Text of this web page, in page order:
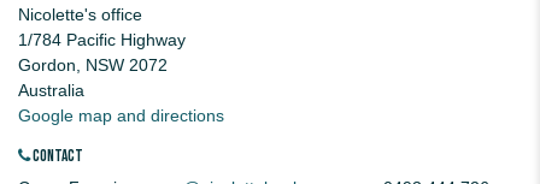
Nicolette's office
1/784 Pacific Highway
Gordon, NSW 2072
Australia
Google map and directions
CONTACT